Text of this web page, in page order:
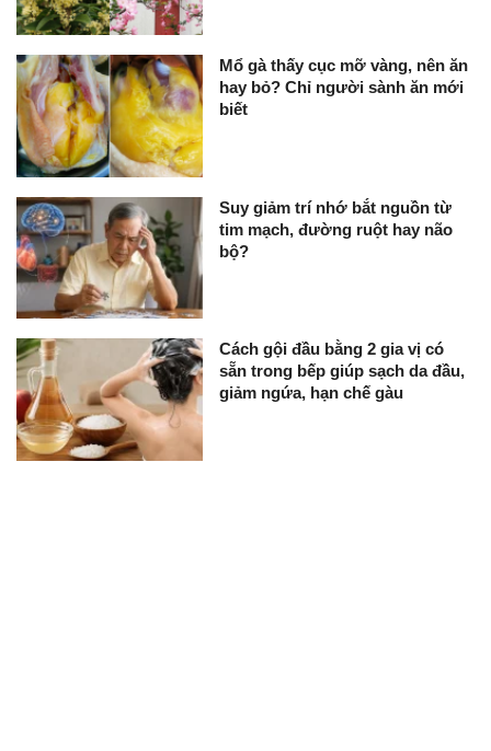
Mổ gà thấy cục mỡ vàng, nên ăn
hay bỏ? Chỉ người sành ăn mới
biết
Suy giảm trí nhớ bắt nguồn từ
tim mạch, đường ruột hay não
bộ?
Cách gội đầu bằng 2 gia vị có
sẵn trong bếp giúp sạch da đầu,
giảm ngứa, hạn chế gàu